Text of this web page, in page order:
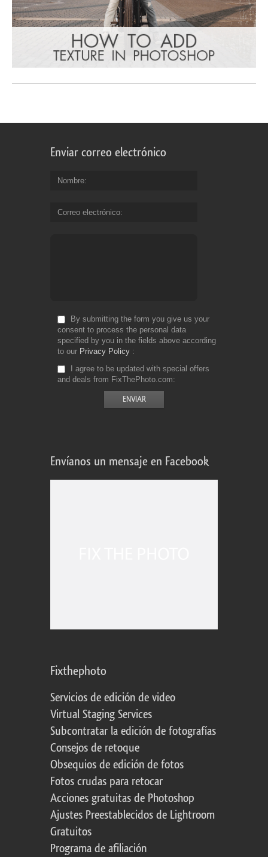
Enviar correo electrónico
Nombre
Correo electrónico
By submitting the form you give us your
consent to process the personal data
specified by you in the fields above according
to our Privacy Policy
I agree to be updated with special offers
and deals from FixThePhoto.com
Envíanos un mensaje en Facebook
Fixthephoto
Servicios de edición de video
Virtual Staging Services
Subcontratar la edición de fotografías
Consejos de retoque
Obsequios de edición de fotos
Fotos crudas para retocar
Acciones gratuitas de Photoshop
Ajustes Preestablecidos de Lightroom
Gratuitos
Programa de afiliación